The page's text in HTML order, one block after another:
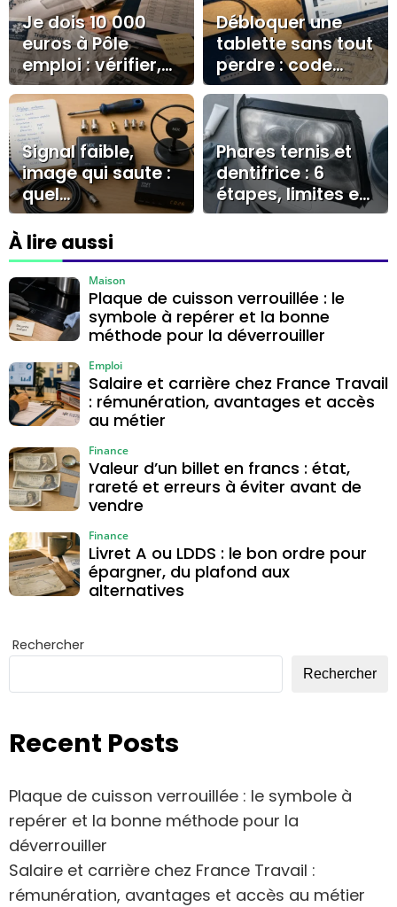
Je dois 10 000
euros à Pôle
emploi : vérifier,
contester ou
négocier sans se
tromper
Débloquer une
tablette sans tout
perdre : code
oublié, Samsung
et solutions
officielles
Signal faible,
image qui saute :
quel
amplificateur
antenne TV
choisir entre
intérieur, extérieur
et programmable
?
Phares ternis et
dentifrice : 6
étapes, limites et
bons gestes
À lire aussi
Plaque de cuisson verrouillée : le
symbole à repérer et la bonne
méthode pour la déverrouiller
Maison
Salaire et carrière chez France Travail
: rémunération, avantages et accès
au métier
Emploi
Valeur d’un billet en francs : état,
rareté et erreurs à éviter avant de
vendre
Finance
Livret A ou LDDS : le bon ordre pour
épargner, du plafond aux
alternatives
Finance
Rechercher
Rechercher
Recent Posts
Plaque de cuisson verrouillée : le symbole à
repérer et la bonne méthode pour la
déverrouiller
Salaire et carrière chez France Travail :
rémunération, avantages et accès au métier